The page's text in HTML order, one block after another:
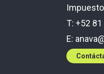
T: +52
E: